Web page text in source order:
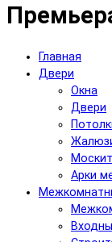
Главная
Двери
Окна
Двери
Арки